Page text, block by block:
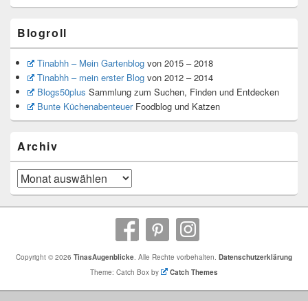
Blogroll
Tinabhh – Mein Gartenblogvon 2015 – 2018
Tinabhh – mein erster Blogvon 2012 – 2014
Blogs50plus Sammlung zum Suchen, Finden und Entdecken
Bunte KüchenabenteuerFoodblog und Katzen
Archiv
Archiv
Copyright © 2026 TinasAugenblicke. Alle Rechte vorbehalten. Datenschutzerklärung
Theme: Catch Box by
Catch Themes